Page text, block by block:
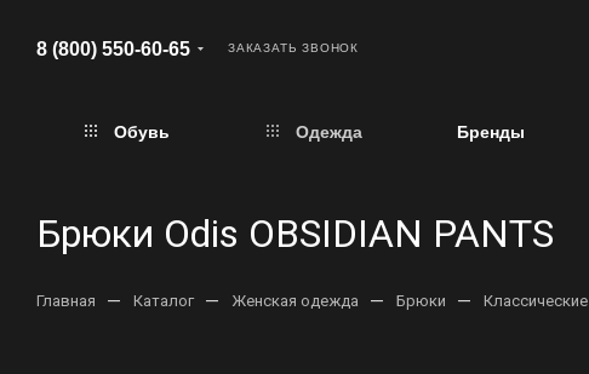
8 (800) 550-60-65 ЗАКАЗАТЬ ЗВОНОК
Обувь Одежда Бренды
Брюки Odis OBSIDIAN PANTS
Главная — Каталог — Женская одежда — Брюки — Классические